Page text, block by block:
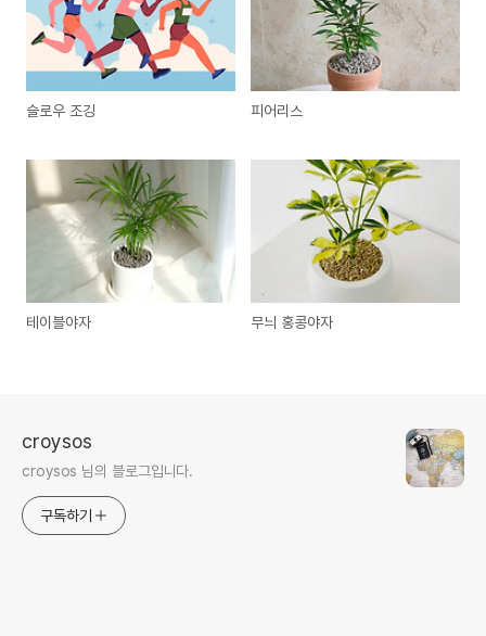
슬로우 조깅 피어리스
테이블야자 무늬 홍콩야자
croysos
croysos 님의 블로그입니다.
구독하기